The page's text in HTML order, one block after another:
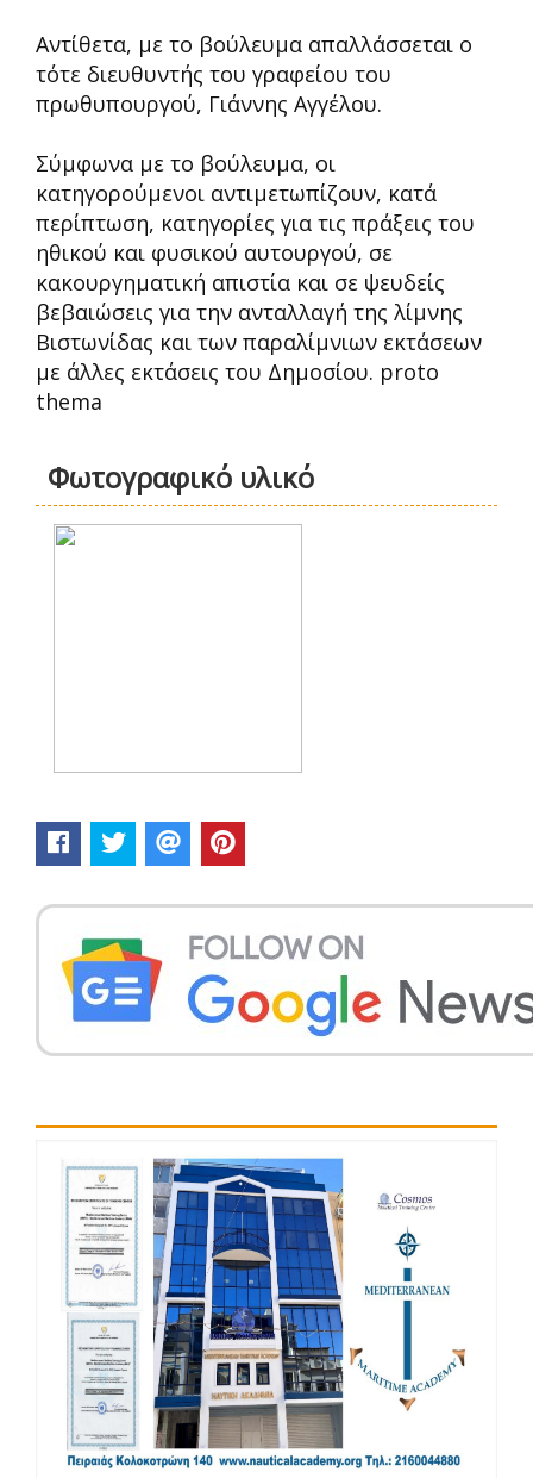
Αντίθετα, με το βούλευμα απαλλάσσεται ο
τότε διευθυντής του γραφείου του
πρωθυπουργού, Γιάννης Αγγέλου.
Σύμφωνα με το βούλευμα, οι
κατηγορούμενοι αντιμετωπίζουν, κατά
περίπτωση, κατηγορίες για τις πράξεις του
ηθικού και φυσικού αυτουργού, σε
κακουργηματική απιστία και σε ψευδείς
βεβαιώσεις για την ανταλλαγή της λίμνης
Βιστωνίδας και των παραλίμνιων εκτάσεων
με άλλες εκτάσεις του Δημοσίου. proto
thema
Φωτογραφικό υλικό